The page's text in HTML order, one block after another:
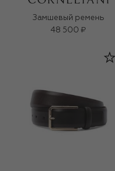
Замшевый ремень
48 500 ₽